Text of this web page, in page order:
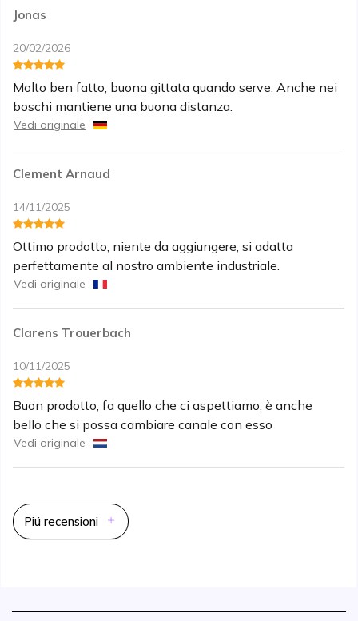
Jonas
20/02/2026
Molto ben fatto, buona gittata quando serve. Anche nei
boschi mantiene una buona distanza.
Vedi originale
Clement Arnaud
14/11/2025
Ottimo prodotto, niente da aggiungere, si adatta
perfettamente al nostro ambiente industriale.
Vedi originale
Clarens Trouerbach
10/11/2025
Buon prodotto, fa quello che ci aspettiamo, è anche
bello che si possa cambiare canale con esso
Vedi originale
Piú recensioni